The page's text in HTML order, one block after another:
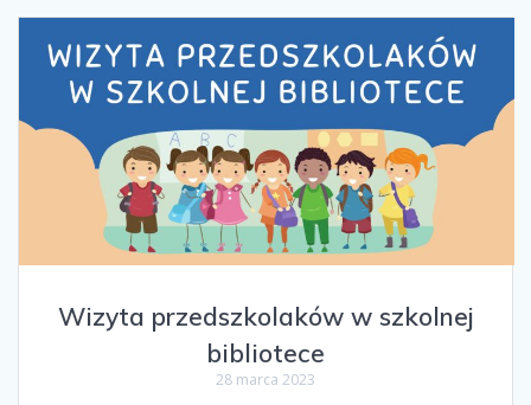
Wizyta przedszkolaków w szkolnej
bibliotece
28 marca 2023